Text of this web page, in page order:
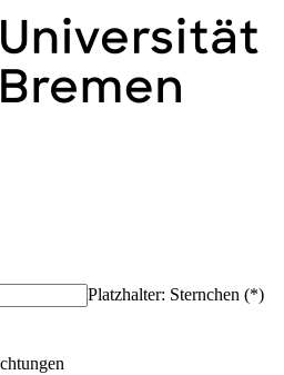
Platzhalter: Sternchen (*)